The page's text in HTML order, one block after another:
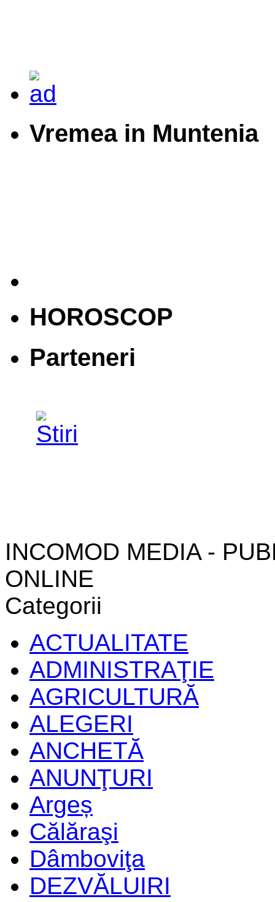
Vremea in Muntenia
HOROSCOP
Parteneri
INCOMOD MEDIA -
ONLINE
Categorii
ACTUALITATE
ADMINISTRAŢIE
AGRICULTURĂ
ALEGERI
ANCHETĂ
ANUNŢURI
Argeș
Călăraşi
Dâmboviţa
DEZVĂLUIRI